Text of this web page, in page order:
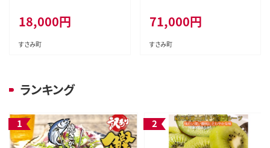
償分) 有機質肥料100% サイズ
混合 ※北海道・沖縄・離島配送
不可【nuk101-12C】
18,000円
すさみ町
け！/ウナギ 鰻 牛肉 黒毛和牛 熊
野牛 鮪 まぐろ【tkb300】
71,000円
すさみ町
ランキング